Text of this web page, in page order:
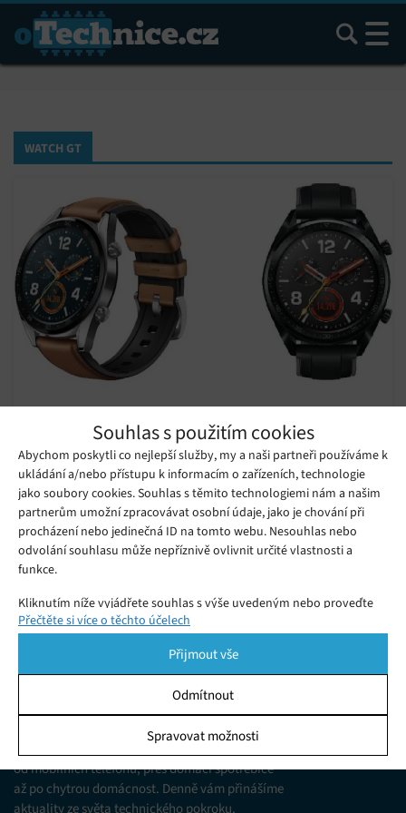
Souhlas s použitím cookies
Abychom poskytli co nejlepší služby, my a naši partneři používáme k
ukládání a/nebo přístupu k informacím o zařízeních, technologie
jako soubory cookies. Souhlas s těmito technologiemi nám a našim
partnerům umožní zpracovávat osobní údaje, jako je chování při
procházení nebo jedinečná ID na tomto webu. Nesouhlas nebo
odvolání souhlasu může nepříznivě ovlivnit určité vlastnosti a
funkce.
Kliknutím níže vyjádřete souhlas s výše uvedeným nebo proveďte
podrobnější rozhodnutí. Vaše volby budou použity pouze na tomto
pomocí přepínačů v Zásadách cookies nebo kliknutím na tlačítko
Spravovat souhlas ve spodní části obrazovky.
Ukládání a/nebo přístup k informacím v zařízení, Porozumění
publiku prostřednictvím statistik nebo kombinací údajů z
různých zdrojů.
Přečtěte si více o těchto účelech
Přijmout vše
Odmítnout
Spravovat možnosti
Hledat
WATCH GT
které vydrží bez nabíjení, dva týdny
Středa 17. 10. 2018 Redakce
Ačkoliv hlavní hvězdou včerejší Londýnské show společnosti
Huawei byly nepochybně nové telefony Huawei Mate 20.
Jsme web zajímající se o technologické novinky
od mobilních telefonů, přes domácí spotřebiče
až po chytrou domácnost. Denně vám přinášíme
aktuality ze světa technického pokroku,